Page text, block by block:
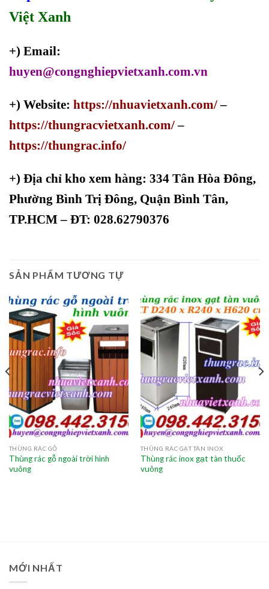
Việt Xanh
+) Email:
huyen@congnghiepvietxanh.com.vn
+) Website: https://nhuavietxanh.com/–
https://thungracvietxanh.com/ –
https://thungrac.info/
+) Địa chỉ kho xem hàng: 334 Tân Hòa Đông,
Phường Bình Trị Đông, Quận Bình Tân,
TP.HCM – ĐT: 028.62790376
SẢN PHẨM TƯƠNG TỰ
THÙNG RÁC GỖ
Thùng rác gỗ ngoài trời hình
vuông
THÙNG RÁC GẠT TÀN INOX
Thùng rác inox gạt tàn thuốc
vuông
MỚI NHẤT